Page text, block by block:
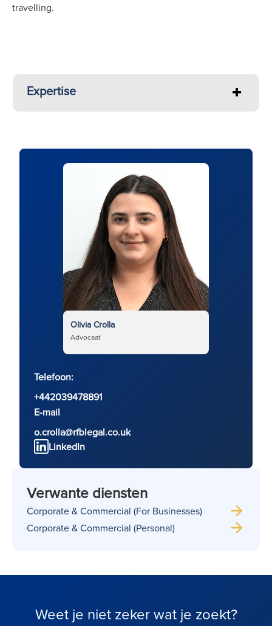
travelling.
Expertise
Olivia Crolla
Advocaat
Telefoon:
+442039478891
E-mail
o.crolla@rfblegal.co.uk
LinkedIn
Verwante diensten
Corporate & Commercial (For Businesses)
Corporate & Commercial (Personal)
Weet je niet zeker wat je zoekt?